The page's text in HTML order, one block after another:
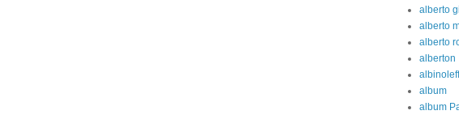
alberto
alberto
alberto
alberton
album
album